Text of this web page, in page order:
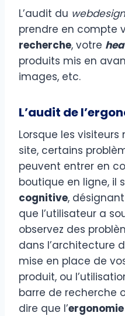
L’audit du webdesign
prendre en compte
recherche, votre
produits mis en
images, etc.
L’audit de
Lorsque les
site, certains
peuvent entrer en
boutique en ligne, il
cognitive,
que l’utilisateur a
observez des
dans l’architecture
mise en place de
produit, ou
barre de recherche
dire que l’